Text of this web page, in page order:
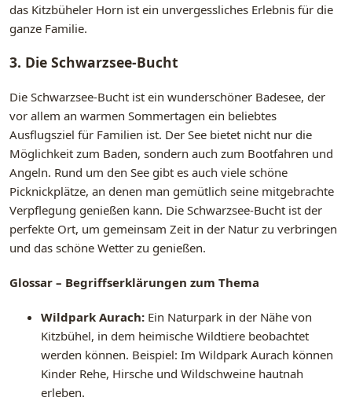
das Kitzbüheler Horn ist ein unvergessliches Erlebnis für die
ganze Familie.
3. Die Schwarzsee-Bucht
Die Schwarzsee-Bucht ist ein wunderschöner Badesee, der
vor allem an warmen Sommertagen ein beliebtes
Ausflugsziel für Familien ist. Der See bietet nicht nur die
Möglichkeit zum Baden, sondern auch zum Bootfahren und
Angeln. Rund um den See gibt es auch viele schöne
Picknickplätze, an denen man gemütlich seine mitgebrachte
Verpflegung genießen kann. Die Schwarzsee-Bucht ist der
perfekte Ort, um gemeinsam Zeit in der Natur zu verbringen
und das schöne Wetter zu genießen.
Glossar – Begriffserklärungen zum Thema
Wildpark Aurach: Ein Naturpark in der Nähe von
Kitzbühel, in dem heimische Wildtiere beobachtet
werden können. Beispiel: Im Wildpark Aurach können
Kinder Rehe, Hirsche und Wildschweine hautnah
erleben.